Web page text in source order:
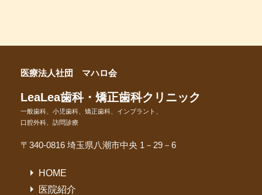
医療法人社団 マハロ会
LeaLea歯科・矯正歯科クリニック
一般歯科、小児歯科、矯正歯科、インプラント、
口腔外科、訪問診療
〒340-0816 埼玉県八潮市中央 1－29－6
HOME
医院紹介